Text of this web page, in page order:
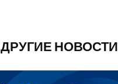
ДРУГИЕ НОВОСТИ